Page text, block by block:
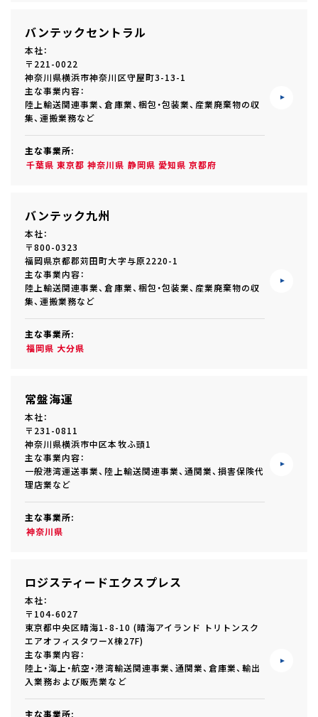
バンテックセントラル
本社：
〒221-0022
神奈川県横浜市神奈川区守屋町3-13-1
主な事業内容：
陸上輸送関連事業、倉庫業、梱包・包装業、産業廃棄物の収
集、運搬業務など
主な事業所:
千葉県 東京都 神奈川県 静岡県 愛知県 京都府
バンテック九州
本社：
〒800-0323
福岡県京都郡苅田町大字与原2220-1
主な事業内容：
陸上輸送関連事業、倉庫業、梱包・包装業、産業廃棄物の収
集、運搬業務など
主な事業所:
福岡県 大分県
常盤海運
本社：
〒231-0811
神奈川県横浜市中区本牧ふ頭1
主な事業内容：
一般港湾運送事業、陸上輸送関連事業、通関業、損害保険代
理店業など
主な事業所:
神奈川県
ロジスティードエクスプレス
本社：
〒104-6027
東京都中央区晴海1-8-10 (晴海アイランド トリトンスク
エアオフィスタワーX棟27F)
主な事業内容：
陸上・海上・航空・港湾輸送関連事業、通関業、倉庫業、輸出
入業務および販売業など
主な事業所: